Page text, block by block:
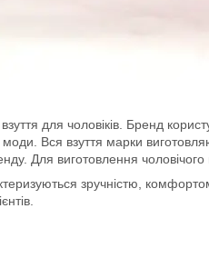
для чоловіків. Бренд
моди. Вся взуття марки
Для виготовлення
зручністю,